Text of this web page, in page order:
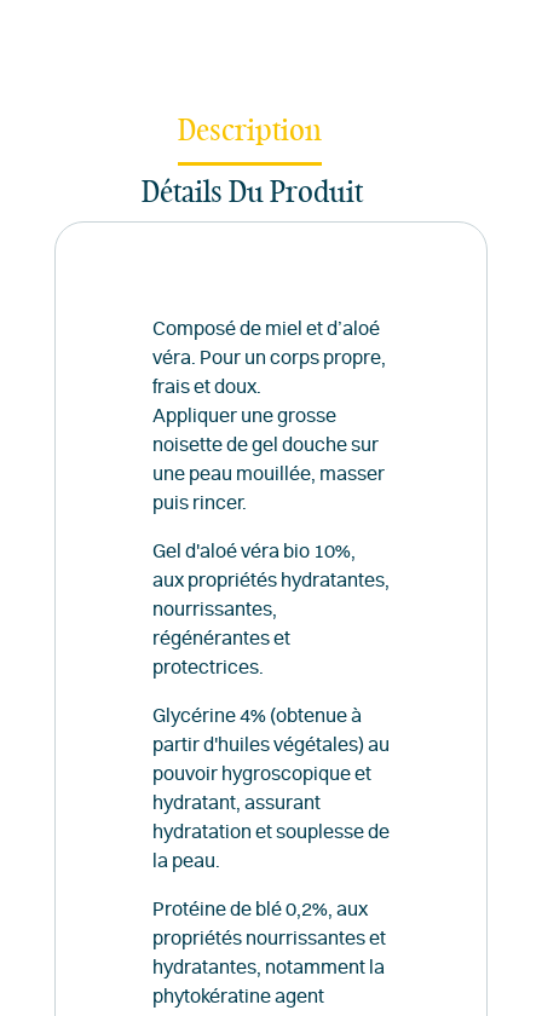
Description
Détails Du Produit
Composé de miel et d’aloé
véra. Pour un corps propre,
frais et doux.
Appliquer une grosse
noisette de gel douche sur
une peau mouillée, masser
puis rincer.
Gel d'aloé véra bio 10%,
aux propriétés hydratantes,
nourrissantes,
régénérantes et
protectrices.
Glycérine 4% (obtenue à
partir d'huiles végétales) au
pouvoir hygroscopique et
hydratant, assurant
hydratation et souplesse de
la peau.
Protéine de blé 0,2%, aux
propriétés nourrissantes et
hydratantes, notamment la
phytokératine agent